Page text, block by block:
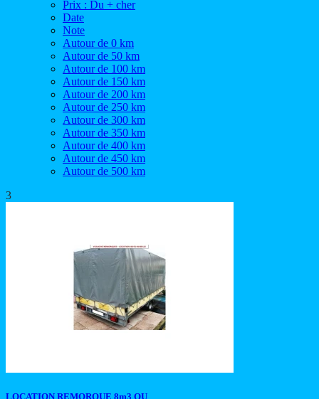
Prix : Du + cher
Date
Note
Autour de 0 km
Autour de 50 km
Autour de 100 km
Autour de 150 km
Autour de 200 km
Autour de 250 km
Autour de 300 km
Autour de 350 km
Autour de 400 km
Autour de 450 km
Autour de 500 km
3
LOCATION REMORQUE 8m3 OU